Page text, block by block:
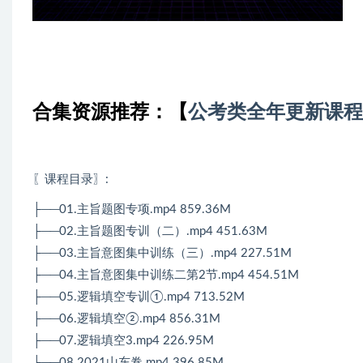
合集资源推荐： 【公考类全年更新课
〖课程目录〗 :
├──01.主旨题图专项.mp4 859.36M
├──02.主旨题图专训（二）.mp4 451.63M
├──03.主旨意图集中训练（三）.mp4 227.51M
├──04.主旨意图集中训练二第2节.mp4 454.51M
├──05.逻辑填空专训①.mp4 713.52M
├──06.逻辑填空②.mp4 856.31M
├──07.逻辑填空3.mp4 226.95M